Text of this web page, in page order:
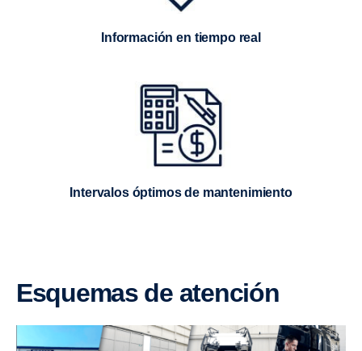
Información en tiempo real
Intervalos óptimos de mantenimiento
Esquemas de atención